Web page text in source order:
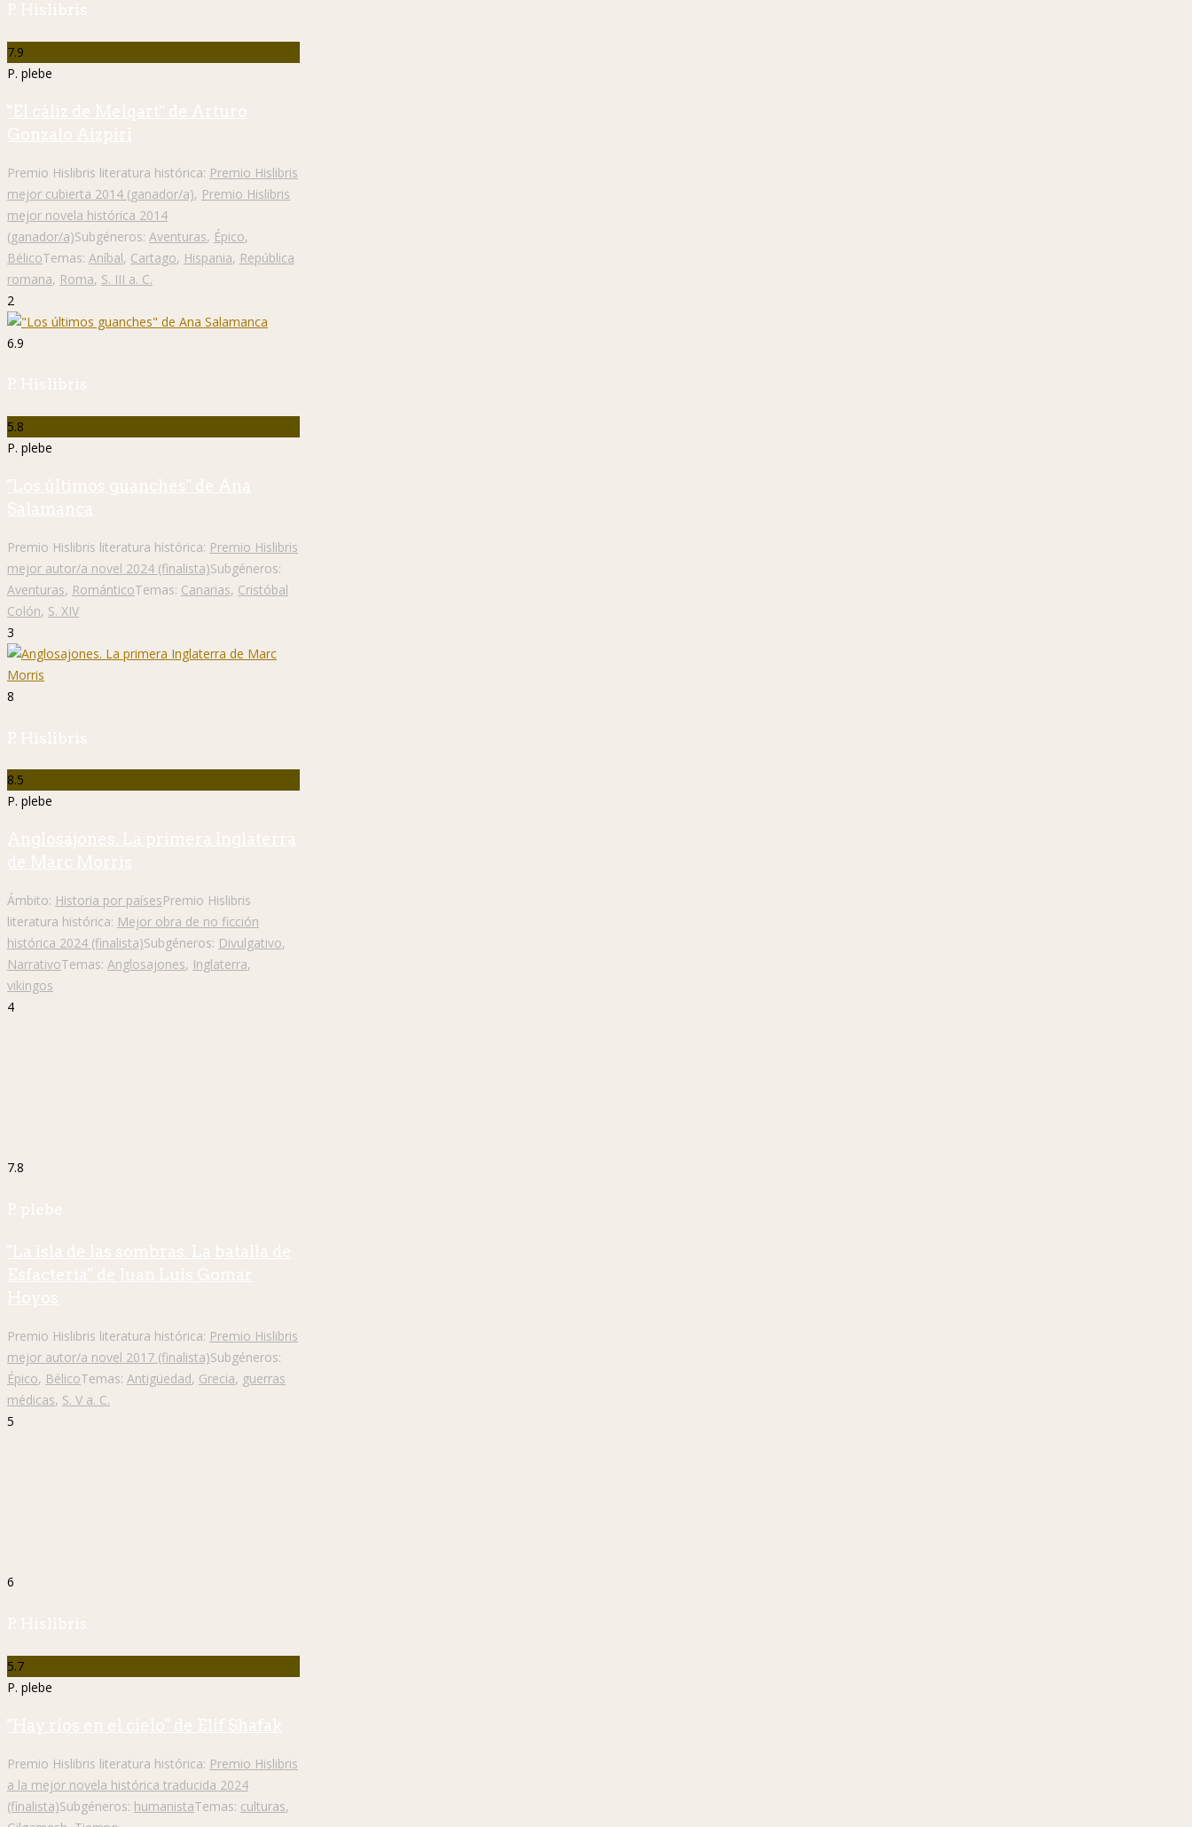
P. Hislibris
7.9
P. plebe
"El cáliz de Melqart" de Arturo
Gonzalo Aizpiri
Premio Hislibris literatura histórica: Premio Hislibris
mejor cubierta 2014 (ganador/a), Premio Hislibris
mejor novela histórica 2014
(ganador/a)Subgéneros: Aventuras, Épico,
BélicoTemas: Aníbal, Cartago, Hispania, República
romana, Roma, S. III a. C.
2
6.9
P. Hislibris
5.8
P. plebe
"Los últimos guanches" de Ana
Salamanca
Premio Hislibris literatura histórica: Premio Hislibris
mejor autor/a novel 2024 (finalista)Subgéneros:
Aventuras, RománticoTemas: Canarias, Cristóbal
Colón, S. XIV
3
8
P. Hislibris
8.5
P. plebe
Anglosajones. La primera Inglaterra
de Marc Morris
Ámbito: Historia por paísesPremio Hislibris
literatura histórica: Mejor obra de no ficción
histórica 2024 (finalista)Subgéneros: Divulgativo,
NarrativoTemas: Anglosajones, Inglaterra,
vikingos
4
Esfacteria" de Juan Luis Gomar
Hoyos
mejor autor/a novel 2017 (finalista)Subgéneros:
Épico,BélicoTemas:Antigüedad,Grecia,guerras
médicas,
P. plebe
"Hay ríos en el cielo" de Elif Shafak
Premio Hislibris literatura histórica:
a la mejor novela histórica traducida 2024
Gilgamesh,Tiempo
Sorpresa